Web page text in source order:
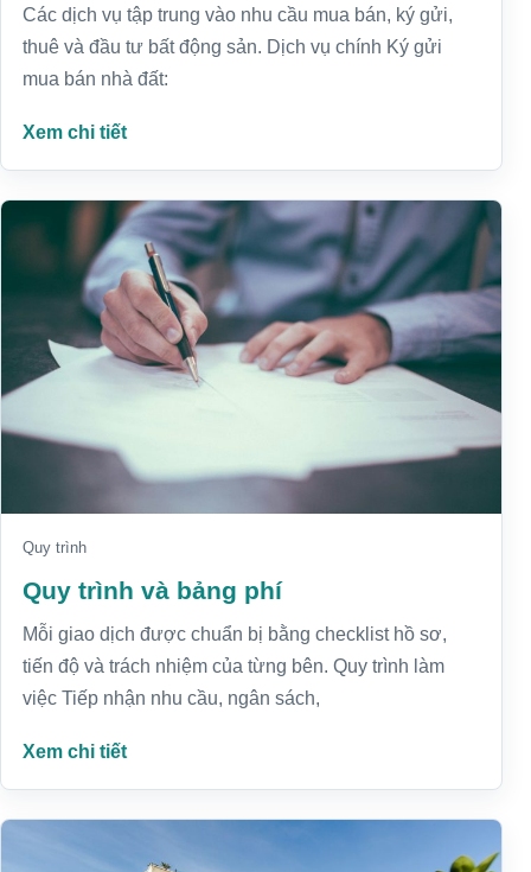
Các dịch vụ tập trung vào nhu cầu mua bán, ký gửi,
thuê và đầu tư bất động sản. Dịch vụ chính Ký gửi
mua bán nhà đất:
Xem chi tiết
Quy trình
Quy trình và bảng phí
Mỗi giao dịch được chuẩn bị bằng checklist hồ sơ,
tiến độ và trách nhiệm của từng bên. Quy trình làm
việc Tiếp nhận nhu cầu, ngân sách,
Xem chi tiết